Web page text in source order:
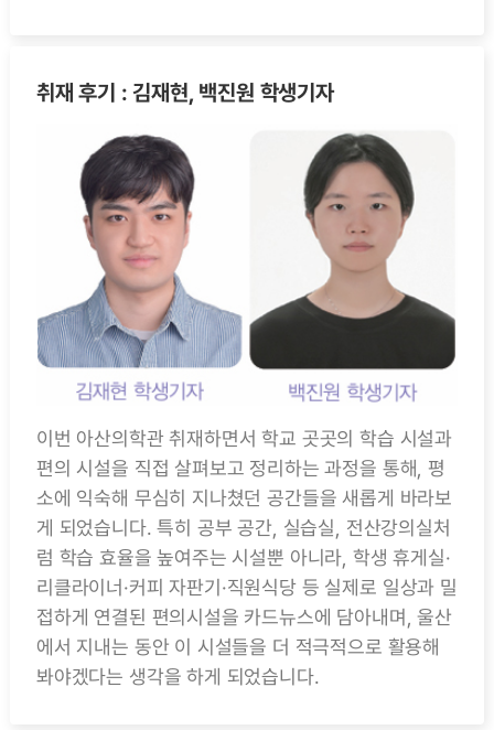
취재 후기 : 김재현, 백진원 학생기자
이번 아산의학관 취재하면서 학교 곳곳의 학습 시설과
편의 시설을 직접 살펴보고 정리하는 과정을 통해, 평
소에 익숙해 무심히 지나쳤던 공간들을 새롭게 바라보
게 되었습니다. 특히 공부 공간, 실습실, 전산강의실처
럼 학습 효율을 높여주는 시설뿐 아니라, 학생 휴게실·
리클라이너·커피 자판기·직원식당 등 실제로 일상과 밀
접하게 연결된 편의시설을 카드뉴스에 담아내며, 울산
에서 지내는 동안 이 시설들을 더 적극적으로 활용해
봐야겠다는 생각을 하게 되었습니다.